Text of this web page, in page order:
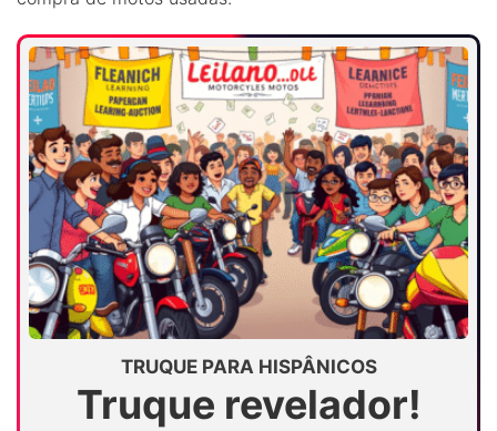
TRUQUE PARA HISPÂNICOS
Truque revelador!